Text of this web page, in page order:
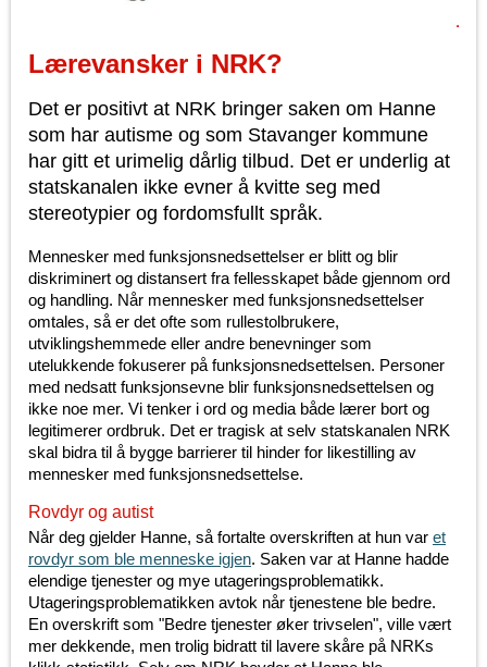
Lærevansker i NRK?
Det er positivt at NRK bringer saken om Hanne
som har autisme og som Stavanger kommune
har gitt et urimelig dårlig tilbud. Det er underlig at
statskanalen ikke evner å kvitte seg med
stereotypier og fordomsfullt språk.
Mennesker med funksjonsnedsettelser er blitt og blir
diskriminert og distansert fra fellesskapet både gjennom ord
og handling. Når mennesker med funksjonsnedsettelser
omtales, så er det ofte som rullestolbrukere,
utviklingshemmede eller andre benevninger som
utelukkende fokuserer på funksjonsnedsettelsen. Personer
med nedsatt funksjonsevne blir funksjonsnedsettelsen og
ikke noe mer. Vi tenker i ord og media både lærer bort og
legitimerer ordbruk. Det er tragisk at selv statskanalen NRK
skal bidra til å bygge barrierer til hinder for likestilling av
mennesker med funksjonsnedsettelse.
Rovdyr og autist
Når deg gjelder Hanne, så fortalte overskriften at hun var et
rovdyr som ble menneske igjen. Saken var at Hanne hadde
elendige tjenester og mye utageringsproblematikk.
Utageringsproblematikken avtok når tjenestene ble bedre.
En overskrift som "Bedre tjenester øker trivselen", ville vært
mer dekkende, men trolig bidratt til lavere skåre på NRKs